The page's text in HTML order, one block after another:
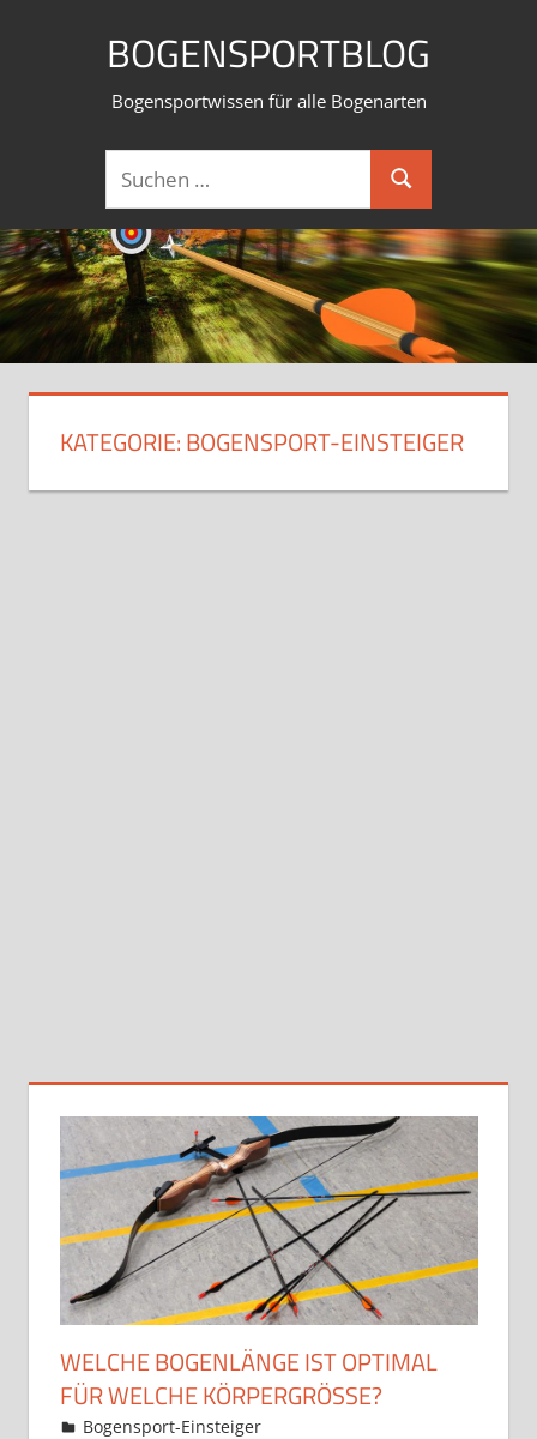
BOGENSPORTBLOG
Bogensportwissen für alle Bogenarten
Suchen
nach:
Suchen
KATEGORIE:BOGENSPORT-EINSTEIGER
WELCHE BOGENLÄNGE IST OPTIMAL
FÜR WELCHE KÖRPERGRÖSSE?
10. Januar 2021
Martina Berg
Bogensport-Einsteiger